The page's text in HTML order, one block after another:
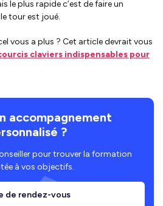
le plus rapide c’est de faire un
tour est joué.
vous a plus ? Cet article devrait vous
claviers indispensables pour
accompagnement
?
pour trouver la formation
à vos objectifs.
de rendez-vous